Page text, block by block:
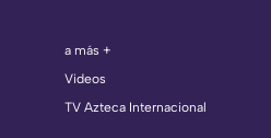
a más +
Videos
TV Azteca Internacional